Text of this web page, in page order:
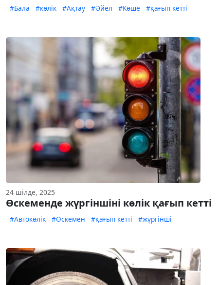
#Бала #көлік #Ақтау #Әйел #Көше #қағып кетті
24 шілде, 2025
Өскеменде жүргіншіні көлік қағып кетті
#Автокөлік #Өскемен #қағып кетті #жүргінші